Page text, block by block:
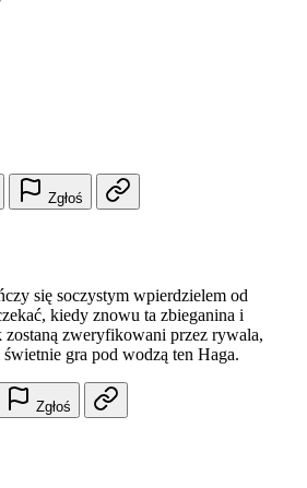
Zgłoś
się soczystym wpierdzielem od
kiedy znowu ta zbieganina i
zweryfikowani przez rywala,
gra pod wodzą ten Haga.
Zgłoś